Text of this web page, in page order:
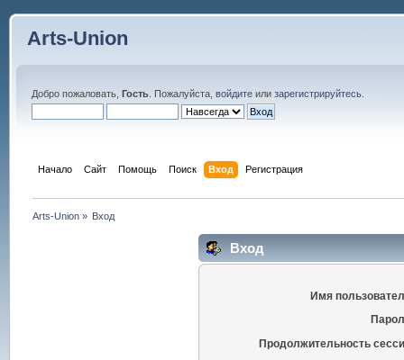
Arts-Union
Добро пожаловать, Гость. Пожалуйста, войдитеили зарегистрируйтесь.
Начало Сайт Помощь Поиск Вход Регистрация
Arts-Union » Вход
Вход
Имя
Продолжительность